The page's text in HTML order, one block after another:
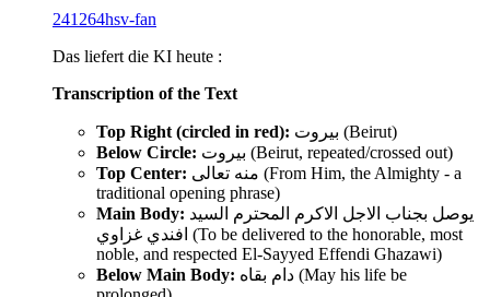
241264hsv-fan
Das liefert die KI heute :
Transcription of the Text
Top Right (circled in red):
بيروت (Beirut)
Below Circle:
بيروت (Beirut, repeated/crossed out)
Top Center:
traditional opening phrase)
Main Body:
افندي غزاوي (To be delivered to the honorable, most
noble, and respected El-Sayyed Effendi Ghazawi)
Below Main Body: